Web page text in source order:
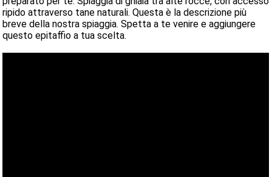
ripido attraverso tane naturali. Questa è la descrizione più
breve della nostra spiaggia. Spetta a te venire e aggiungere
questo epitaffio a tua scelta.